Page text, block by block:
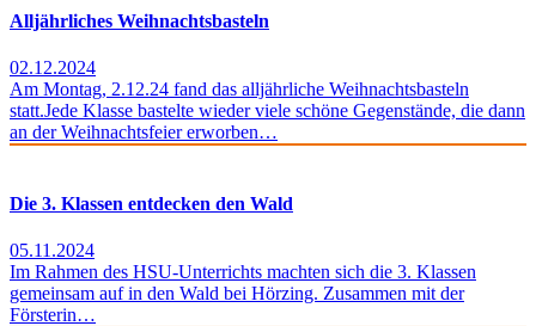
Alljährliches Weihnachtsbasteln
02.12.2024
Am Montag, 2.12.24 fand das alljährliche Weihnachtsbasteln
statt.Jede Klasse bastelte wieder viele schöne Gegenstände, die dann
an der Weihnachtsfeier erworben…
Die 3. Klassen entdecken den Wald
05.11.2024
Im Rahmen des HSU-Unterrichts machten sich die 3. Klassen
gemeinsam auf in den Wald bei Hörzing. Zusammen mit der
Försterin…